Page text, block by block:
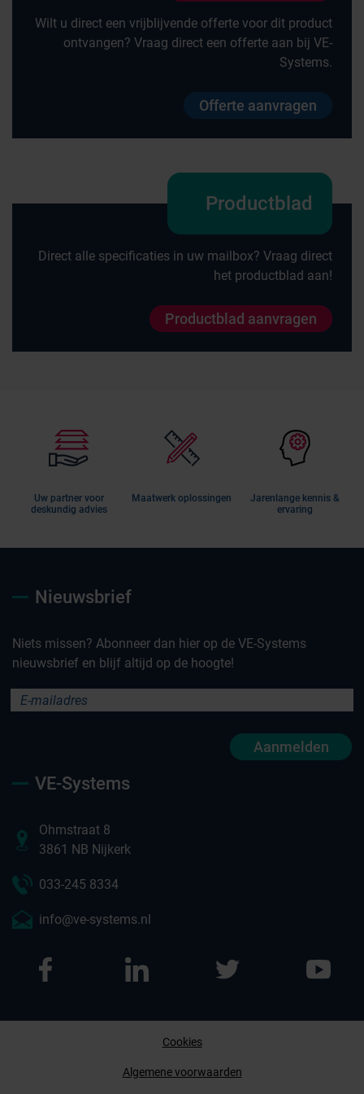
Wilt u direct een vrijblijvende offerte voor dit product
ontvangen? Vraag direct een offerte aan bij VE-
Systems.
Offerte aanvragen
Productblad
Direct alle specificaties in uw mailbox? Vraag direct
het productblad aan!
Productblad aanvragen
Uw partner voor
deskundig advies
Maatwerk oplossingen
Jarenlange kennis &
ervaring
Nieuwsbrief
Niets missen? Abonneer dan hier op de VE-Systems
nieuwsbrief en blijf altijd op de hoogte!
Aanmelden
VE-Systems
Ohmstraat 8
3861 NB Nijkerk
033-245 8334
info@ve-systems.nl
Cookies
Algemene voorwaarden
Afspraak maken